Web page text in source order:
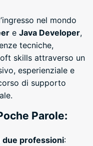
nel mondo
e Java Developer,
tecniche,
skills attraverso un
esperienziale e
di supporto
Parole:
due professioni: